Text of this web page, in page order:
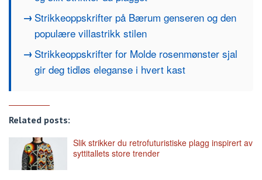
Strikkeoppskrifter på Bærum genseren og den
populære villastrikk stilen
Strikkeoppskrifter for Molde rosenmønster sjal
gir deg tidløs eleganse i hvert kast
Related posts:
Slik strikker du retrofuturistiske plagg inspirert av
syttitallets store trender